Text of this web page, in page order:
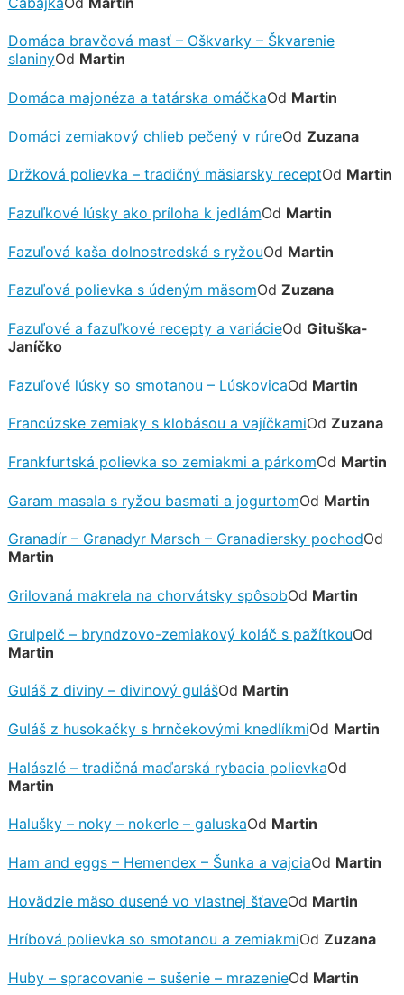
Domáca bravčová masť – Oškvarky – Škvarenie
slaninyOd Martin
Domáca majonéza a tatárska omáčkaOd Martin
Domáci zemiakový chlieb pečený v rúreOd Zuzana
Držková polievka – tradičný mäsiarsky receptOd Martin
Fazuľkové lúsky ako príloha k jedlámOd Martin
Fazuľová kaša dolnostredská s ryžouOd Martin
Fazuľová polievka s údeným mäsomOd Zuzana
Fazuľové a fazuľkové recepty a variácieOd Gituška-
Janíčko
Fazuľové lúsky so smotanou – LúskovicaOd Martin
Francúzske zemiaky s klobásou a vajíčkamiOd Zuzana
Frankfurtská polievka so zemiakmi a párkomOd Martin
Garam masala s ryžou basmati a jogurtomOd Martin
Granadír – Granadyr Marsch – Granadiersky pochodOd
Martin
Grilovaná makrela na chorvátsky spôsobOd Martin
Grulpelč – bryndzovo-zemiakový koláč s pažítkouOd
Martin
Guláš z diviny – divinový gulášOd Martin
Guláš z husokačky s hrnčekovými knedlíkmiOd Martin
Halászlé – tradičná maďarská rybacia polievkaOd
Martin
Halušky – noky – nokerle – galuskaOd Martin
Ham and eggs – Hemendex – Šunka a vajciaOd Martin
Hovädzie mäso dusené vo vlastnej šťaveOd Martin
Hríbová polievka so smotanou a zemiakmiOd Zuzana
Huby – spracovanie – sušenie – mrazenieOd Martin